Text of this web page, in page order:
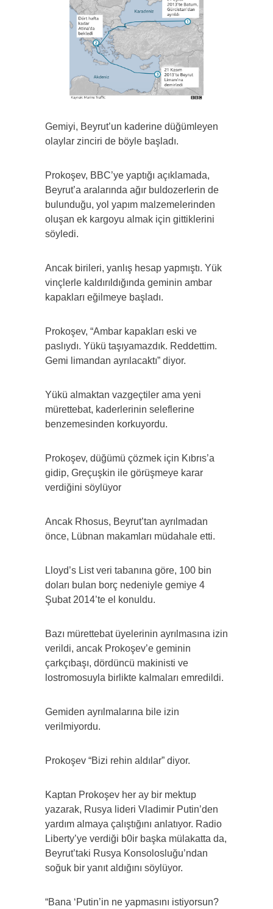
Gemiyi, Beyrut’un kaderine düğümleyen
olaylar zinciri de böyle başladı.
Prokoşev, BBC’ye yaptığı açıklamada,
Beyrut’a aralarında ağır buldozerlerin de
bulunduğu, yol yapım malzemelerinden
oluşan ek kargoyu almak için gittiklerini
söyledi.
Ancak birileri, yanlış hesap yapmıştı. Yük
vinçlerle kaldırıldığında geminin ambar
kapakları eğilmeye başladı.
Prokoşev, “Ambar kapakları eski ve
paslıydı. Yükü taşıyamazdık. Reddettim.
Gemi limandan ayrılacaktı” diyor.
Yükü almaktan vazgeçtiler ama yeni
mürettebat, kaderlerinin seleflerine
benzemesinden korkuyordu.
Prokoşev, düğümü çözmek için Kıbrıs’a
gidip, Greçuşkin ile görüşmeye karar
verdiğini söylüyor
Ancak Rhosus, Beyrut’tan ayrılmadan
önce, Lübnan makamları müdahale etti.
Lloyd’s List veri tabanına göre, 100 bin
doları bulan borç nedeniyle gemiye 4
Şubat 2014’te el konuldu.
Bazı mürettebat üyelerinin ayrılmasına izin
verildi, ancak Prokoşev’e geminin
çarkçıbaşı, dördüncü makinisti ve
lostromosuyla birlikte kalmaları emredildi.
Gemiden ayrılmalarına bile izin
verilmiyordu.
Prokoşev “Bizi rehin aldılar” diyor.
Kaptan Prokoşev her ay bir mektup
yazarak, Rusya lideri Vladimir Putin’den
yardım almaya çalıştığını anlatıyor. Radio
Liberty’ye verdiği b0ir başka mülakatta da,
Beyrut’taki Rusya Konsolosluğu’ndan
soğuk bir yanıt aldığını söylüyor.
“Bana ‘Putin’in ne yapmasını istiyorsun?